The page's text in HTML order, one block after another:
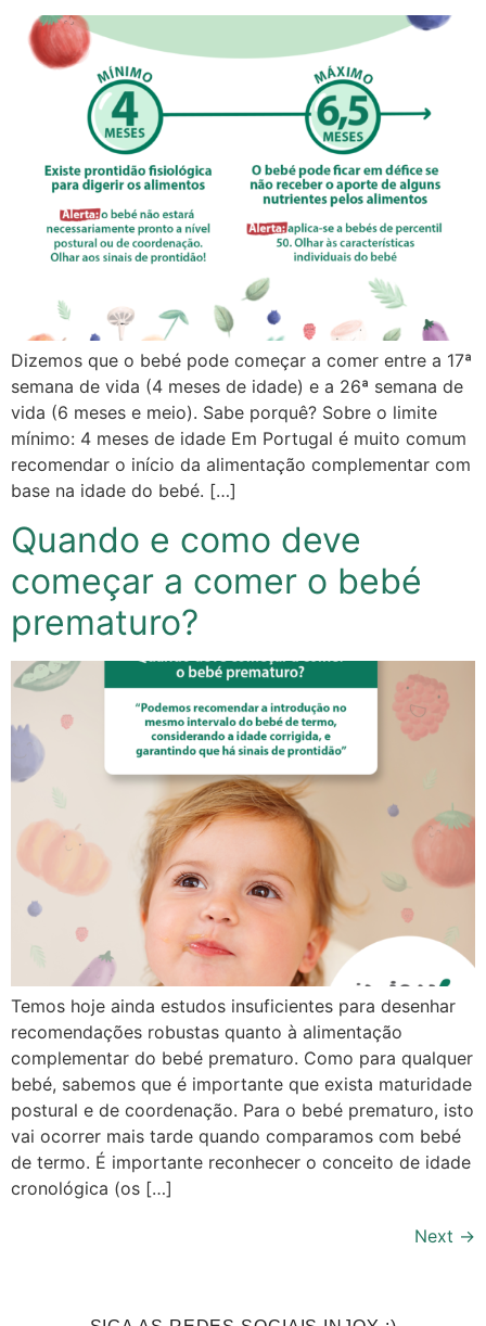
Dizemos que o bebé pode começar a comer entre a 17ª
semana de vida (4 meses de idade) e a 26ª semana de
vida (6 meses e meio). Sabe porquê? Sobre o limite
mínimo: 4 meses de idade Em Portugal é muito comum
recomendar o início da alimentação complementar com
base na idade do bebé. […]
Quando e como deve
começar a comer o bebé
prematuro?
Temos hoje ainda estudos insuficientes para desenhar
recomendações robustas quanto à alimentação
complementar do bebé prematuro. Como para qualquer
bebé, sabemos que é importante que exista maturidade
postural e de coordenação. Para o bebé prematuro, isto
vai ocorrer mais tarde quando comparamos com bebé
de termo. É importante reconhecer o conceito de idade
cronológica (os […]
Next →